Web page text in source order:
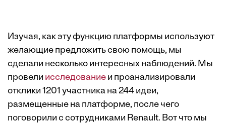
Изучая, как эту функцию платформы используют
желающие предложить свою помощь, мы
сделали несколько интересных наблюдений. Мы
провели исследование и проанализировали
отклики 1201 участника на 244 идеи,
размещенные на платформе, после чего
поговорили с сотрудниками Renault. Вот что мы